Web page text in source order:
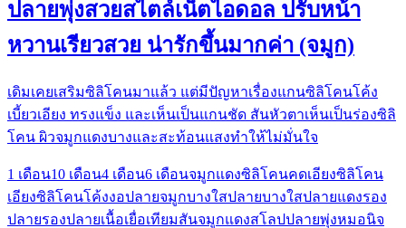
ปลายพุ่งสวยสไตล์เน็ตไอดอล ปรับหน้า
หวานเรียวสวย น่ารักขึ้นมากค่า (จมูก)
เดิมเคยเสริมซิลิโคนมาแล้ว แต่มีปัญหาเรื่องแกนซิลิโคนโค้ง
เบี้ยวเอียง ทรงแข็ง และเห็นเป็นแกนชัด สันหัวตาเห็นเป็นร่องซิลิ
โคน ผิวจมูกแดงบางและสะท้อนแสงทำให้ไม่มั่นใจ
1 เดือน10 เดือน4 เดือน6 เดือนจมูกแดงซิลิโคนคดเอียงซิลิโคน
เอียงซิลิโคนโค้งงอปลายจมูกบางใสปลายบางใสปลายแดงรอง
ปลายรองปลายเนื้อเยื่อเทียมสันจมูกแดงสโลปปลายพุ่งหมอนิจ